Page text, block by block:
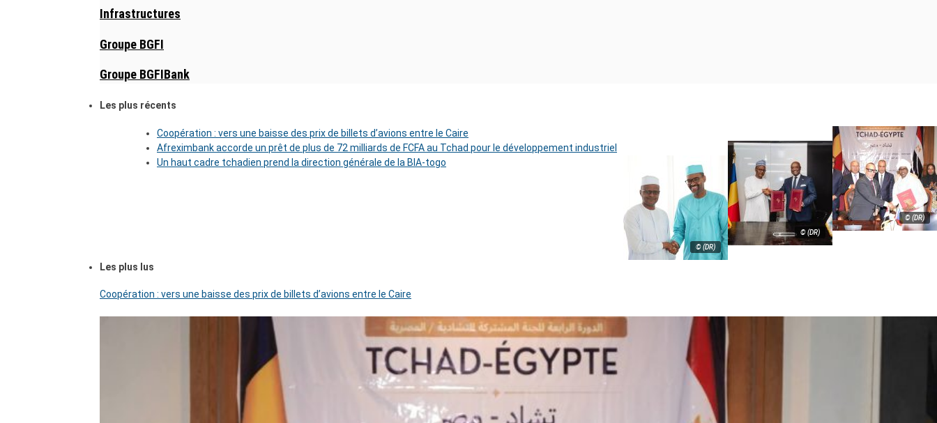
Infrastructures
Groupe BGFI
Groupe BGFIBank
Les plus récents
© (DR)
Coopération : vers une baisse des prix de billets d’avions entre le Caire
© (DR)
Afreximbank accorde un prêt de plus de 72 milliards de FCFA au Tchad pour le développement industriel
© (DR)
Un haut cadre tchadien prend la direction générale de la BIA-togo
Les plus lus
Coopération : vers une baisse des prix de billets d’avions entre le Caire